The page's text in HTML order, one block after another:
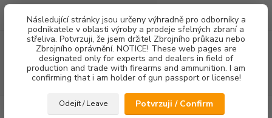
Následující stránky jsou určeny výhradně pro odborníky a
podnikatele v oblasti výroby a prodeje sřelných zbraní a
střeliva. Potvrzuji, že jsem držitel Zbrojního průkazu nebo
Zbrojního oprávnění. NOTICE! These web pages are
designated only for experts and dealers in field of
production and trade with firearms and ammunition. I am
confirming that i am holder of gun passport or license!
Odejít / Leave Potvrzuji / Confirm
Menu
Hledat
za0,00 Kč
Ostatní doplňky Stiskátko vypouštění zásobníku